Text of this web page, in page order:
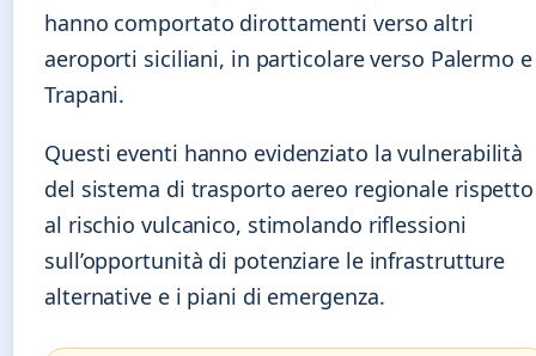
hanno comportato dirottamenti verso altri
aeroporti siciliani, in particolare verso Palermo e
Trapani.
Questi eventi hanno evidenziato la vulnerabilità
del sistema di trasporto aereo regionale rispetto
al rischio vulcanico, stimolando riflessioni
sull’opportunità di potenziare le infrastrutture
alternative e i piani di emergenza.